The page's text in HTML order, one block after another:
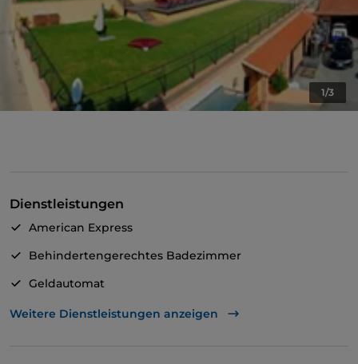
1/3
Dienstleistungen
American Express
Behindertengerechtes Badezimmer
Geldautomat
Cocktail
Weitere Dienstleistungen anzeigen